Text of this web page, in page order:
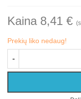
Kaina 8,41 €
Prekių liko nedaug!
-